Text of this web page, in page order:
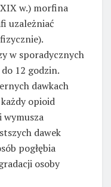
w.) morfina
uzależniać
w sporadycznych
12 godzin.
dawkach
opioid
wymusza
dawek
pogłębia
osoby